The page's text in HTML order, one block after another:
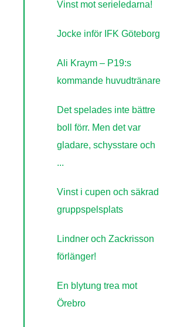
Vinst mot serieledarna!
Jocke inför IFK Göteborg
Ali Kraym – P19:s
kommande huvudtränare
Det spelades inte bättre
boll förr. Men det var
gladare, schysstare och
...
Vinst i cupen och säkrad
gruppspelsplats
Lindner och Zackrisson
förlänger!
En blytung trea mot
Örebro